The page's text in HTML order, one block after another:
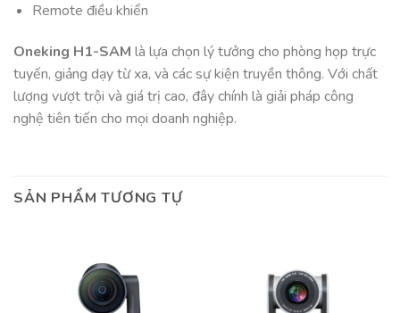
Remote điều khiển
Oneking H1-SAM là lựa chọn lý tưởng cho phòng họp trực
tuyến, giảng dạy từ xa, và các sự kiện truyền thông. Với chất
lượng vượt trội và giá trị cao, đây chính là giải pháp công
nghệ tiên tiến cho mọi doanh nghiệp.
SẢN PHẨM TƯƠNG TỰ